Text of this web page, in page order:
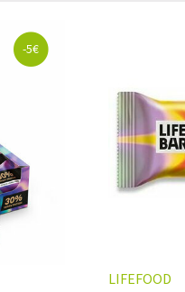
qui veulent
musculaire
barres offrent un équilibre
intensifs, la
après l’entraînementpour
pour les sportifs
adaptée à un
naturelles, vegan ou
-5€
LIFEFOOD